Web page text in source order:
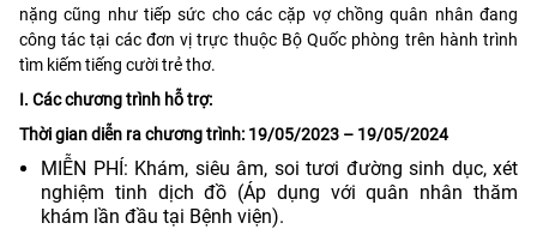
nặng cũng như tiếp sức cho các cặp vợ chồng quân nhân đang
công tác tại các đơn vị trực thuộc Bộ Quốc phòng trên hành trình
tìm kiếm tiếng cười trẻ thơ.
I. Các chương trình hỗ trợ:
Thời gian diễn ra chương trình: 19/05/2023 – 19/05/2024
MIỄN PHÍ: Khám, siêu âm, soi tươi đường sinh dục, xét
nghiệm tinh dịch đồ (Áp dụng với quân nhân thăm
khám lần đầu tại Bệnh viện).